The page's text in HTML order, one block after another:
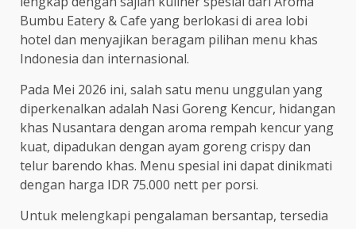
Bumbu Eatery & Cafe yang berlokasi di area lobi
hotel dan menyajikan beragam pilihan menu khas
Indonesia dan internasional.
Pada Mei 2026 ini, salah satu menu unggulan yang
diperkenalkan adalah Nasi Goreng Kencur, hidangan
khas Nusantara dengan aroma rempah kencur yang
kuat, dipadukan dengan ayam goreng crispy dan
telur barendo khas. Menu spesial ini dapat dinikmati
dengan harga IDR 75.000 nett per porsi.
Untuk melengkapi pengalaman bersantap, tersedia